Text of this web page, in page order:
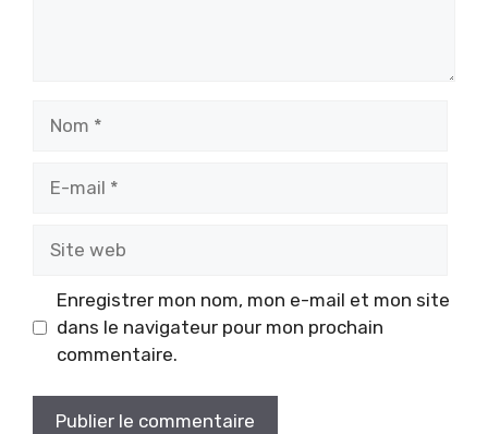
mail
web
Enregistrer mon nom, mon e-mail et mon site
dans le navigateur pour mon prochain
commentaire.